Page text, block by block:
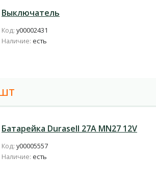
Выключатель
Код: у00002431
Наличие: есть
Батарейка Durasell 27A MN27 12V
Код: у00005557
Наличие: есть